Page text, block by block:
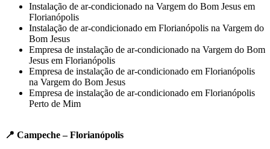
Instalação de ar-condicionado na Vargem do Bom Jesus em
Florianópolis
Instalação de ar-condicionado em Florianópolis na Vargem do
Bom Jesus
Empresa de instalação de ar-condicionado na Vargem do Bom
Jesus em Florianópolis
Empresa de instalação de ar-condicionado em Florianópolis
na Vargem do Bom Jesus
Empresa de instalação de ar-condicionado em Florianópolis
Perto de Mim
📍 Campeche – Florianópolis